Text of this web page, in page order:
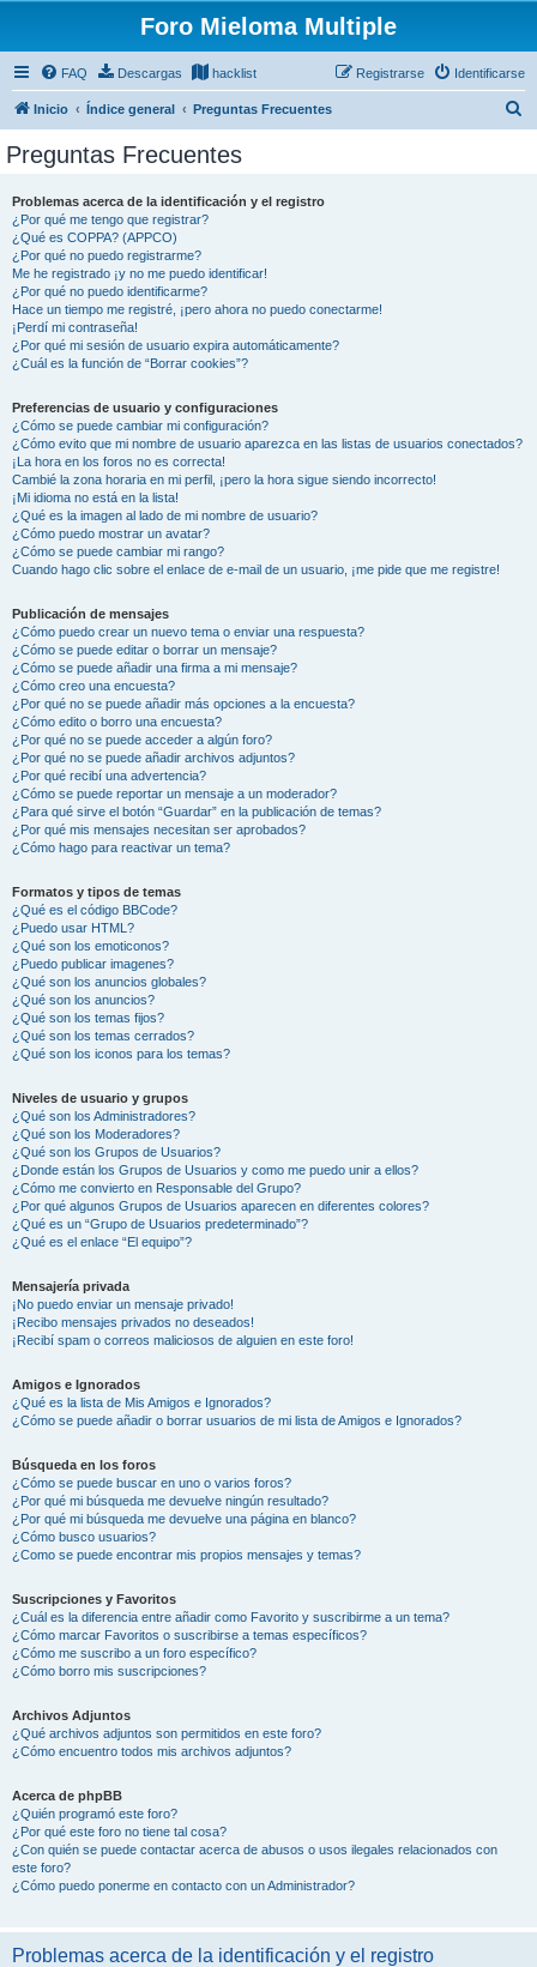
Foro Mieloma Multiple
FAQ Descargas hacklist Identificarse
Registrarse
Inicio Índice general Preguntas Frecuentes
Preguntas Frecuentes
Problemas acerca de la identificación y el registro
¿Por qué me tengo que registrar?
¿Qué es COPPA? (APPCO)
¿Por qué no puedo registrarme?
Me he registrado ¡y no me puedo identificar!
¿Por qué no puedo identificarme?
Hace un tiempo me registré, ¡pero ahora no puedo conectarme!
¡Perdí mi contraseña!
¿Por qué mi sesión de usuario expira automáticamente?
¿Cuál es la función de “Borrar cookies”?
Preferencias de usuario y configuraciones
¿Cómo se puede cambiar mi configuración?
¿Cómo evito que mi nombre de usuario aparezca en las listas de usuarios conectados?
¡La hora en los foros no es correcta!
Cambié la zona horaria en mi perfil, ¡pero la hora sigue siendo incorrecto!
¡Mi idioma no está en la lista!
¿Qué es la imagen al lado de mi nombre de usuario?
¿Cómo puedo mostrar un avatar?
¿Cómo se puede cambiar mi rango?
Cuando hago clic sobre el enlace de e-mail de un usuario, ¡me pide que me registre!
Publicación de mensajes
¿Cómo puedo crear un nuevo tema o enviar una respuesta?
¿Cómo se puede editar o borrar un mensaje?
¿Cómo se puede añadir una firma a mi mensaje?
¿Cómo creo una encuesta?
¿Por qué no se puede añadir más opciones a la encuesta?
¿Cómo edito o borro una encuesta?
¿Por qué no se puede acceder a algún foro?
¿Por qué no se puede añadir archivos adjuntos?
¿Por qué recibí una advertencia?
¿Cómo se puede reportar un mensaje a un moderador?
¿Para qué sirve el botón “Guardar” en la publicación de temas?
¿Por qué mis mensajes necesitan ser aprobados?
¿Cómo hago para reactivar un tema?
Formatos y tipos de temas
¿Qué es el código BBCode?
¿Puedo usar HTML?
¿Qué son los emoticonos?
¿Puedo publicar imagenes?
¿Qué son los anuncios globales?
¿Qué son los anuncios?
¿Qué son los temas fijos?
¿Qué son los temas cerrados?
¿Qué son los iconos para los temas?
Niveles de usuario y grupos
¿Qué son los Administradores?
¿Qué son los Moderadores?
¿Qué son los Grupos de Usuarios?
¿Donde están los Grupos de Usuarios y como me puedo unir a ellos?
¿Cómo me convierto en Responsable del Grupo?
¿Por qué algunos Grupos de Usuarios aparecen en diferentes colores?
¿Qué es un “Grupo de Usuarios predeterminado”?
¿Qué es el enlace “El equipo”?
Mensajería privada
¡No puedo enviar un mensaje privado!
¡Recibo mensajes privados no deseados!
¡Recibí spam o correos maliciosos de alguien en este foro!
Amigos e Ignorados
¿Qué es la lista de Mis Amigos e Ignorados?
¿Cómo se puede añadir o borrar usuarios de mi lista de Amigos e Ignorados?
Búsqueda en los foros
¿Cómo se puede buscar en uno o varios foros?
¿Por qué mi búsqueda me devuelve ningún resultado?
¿Por qué mi búsqueda me devuelve una página en blanco?
¿Cómo busco usuarios?
¿Como se puede encontrar mis propios mensajes y temas?
Suscripciones y Favoritos
¿Cuál es la diferencia entre añadir como Favorito y suscribirme a un tema?
¿Cómo marcar Favoritos o suscribirse a temas específicos?
¿Cómo me suscribo a un foro específico?
¿Cómo borro mis suscripciones?
Archivos Adjuntos
¿Qué archivos adjuntos son permitidos en este foro?
¿Cómo encuentro todos mis archivos adjuntos?
Acerca de phpBB
¿Quién programó este foro?
¿Por qué este foro no tiene tal cosa?
¿Con quién se puede contactar acerca de abusos o usos ilegales relacionados con
este foro?
¿Cómo puedo ponerme en contacto con un Administrador?
Problemas acerca de la identificación y el registro